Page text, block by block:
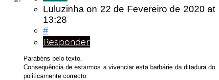
Luluzinha on 22 de Fevereiro de 2020at
13:28
#
Responder
Parabéns pelo texto.
Consequência de estarmos a vivenciar esta barbárie da ditadura do
politicamente correcto.